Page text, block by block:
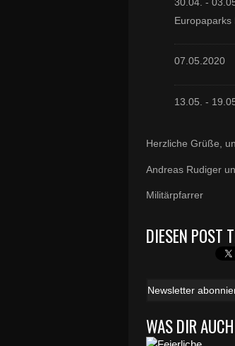
Europaparks
13.05. -
Herzliche Grüße,
Andreas Rudiger
Militärpfarrer
DIESEN POST
Newsletter
WAS DIR